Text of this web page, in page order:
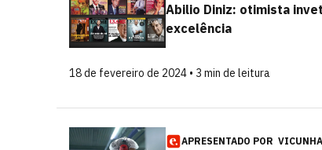
Abilio Diniz: otimista
excelência
18 de fevereiro de 2024 • 3 min de leitura
APRESENTADO POR VICUNHA